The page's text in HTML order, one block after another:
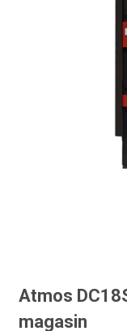
Atmos
magasin